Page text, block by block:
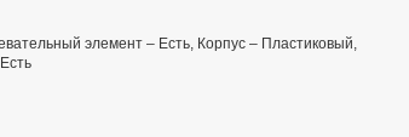
элемент – Есть, Корпус – Пластиковый,